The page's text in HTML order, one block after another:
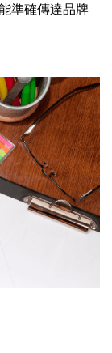
準確傳達品牌